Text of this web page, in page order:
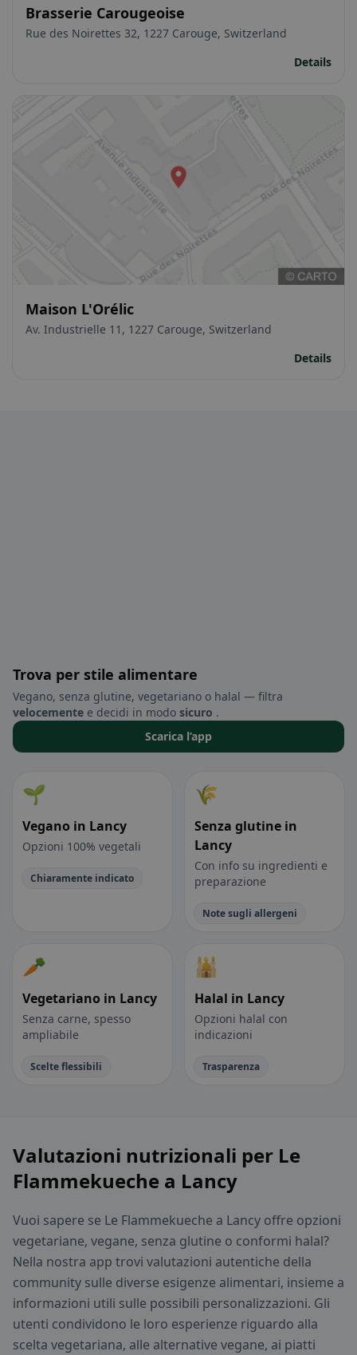
Brasserie Carougeoise
Rue des Noirettes 32, 1227 Carouge, Switzerland
Details
Maison L'Orélic
Av. Industrielle 11, 1227 Carouge, Switzerland
Details
Trova per stile alimentare
Vegano, senza glutine, vegetariano o halal — filtra
velocemente e decidi in modo sicuro .
Scarica l’app
🌱
Vegano in Lancy
Opzioni 100% vegetali
Chiaramente indicato
🌾
Senza glutine in
Lancy
Con info su ingredienti e
preparazione
Note sugli allergeni
🥕
Vegetariano in Lancy
Senza carne, spesso
ampliabile
Scelte flessibili
🕌
Halal in Lancy
Opzioni halal con
indicazioni
Trasparenza
Valutazioni nutrizionali per Le
Flammekueche a Lancy
Vuoi sapere se Le Flammekueche a Lancy offre opzioni
vegetariane, vegane, senza glutine o conformi halal?
Nella nostra app trovi valutazioni autentiche della
community sulle diverse esigenze alimentari, insieme a
informazioni utili sulle possibili personalizzazioni. Gli
utenti condividono le loro esperienze riguardo alla
scelta vegetariana, alle alternative vegane, ai piatti